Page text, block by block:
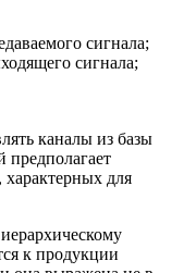
сигнала;
сигнала;
каналы из базы
характерных для
к продукции